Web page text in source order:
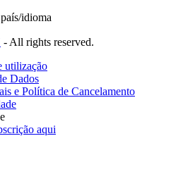
idioma
- All rights reserved.
utilização
Dados
e Política de Cancelamento
aqui